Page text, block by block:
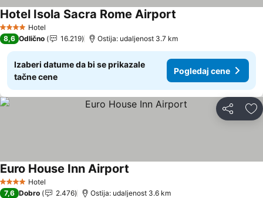
4 ZvezdiceHotel
Hotel Isola Sacra Rome Airport
8,6 Odlično 16.219 Ostija: udaljenost 3.7 km
Izaberi datume da bi se prikazale
tačne cene
Pogledaj cene
Deli
4 ZvezdiceHotel
Euro House Inn Airport
7,6 Dobro 2.476 Ostija: udaljenost 3.6 km